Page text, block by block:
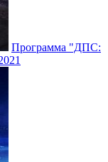
Программа "ДПС: